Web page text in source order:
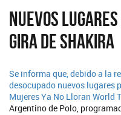
Nuevos
gira de Shakira
Se informa que, debido a la
desocupado nuevos lugares
Mujeres Ya No Lloran World
Argentino de Polo,